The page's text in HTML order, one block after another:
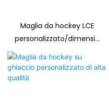
Maglia da hockey LCE
personalizzato/dimensio
ne